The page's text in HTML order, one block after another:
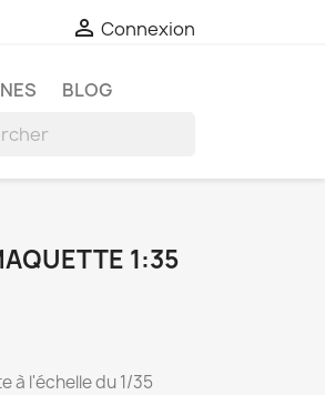
 Connexion
BLOG
1:35
à l'échelle du 1/35